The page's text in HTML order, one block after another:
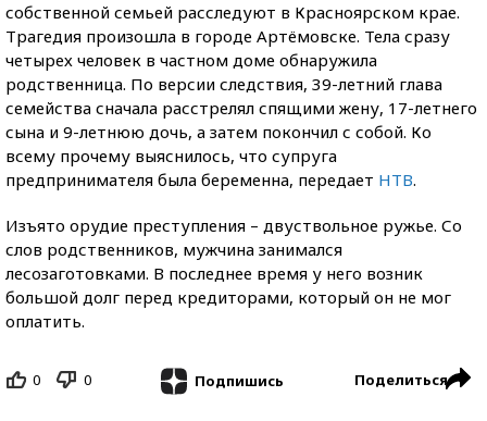
собственной семьей расследуют в Красноярском крае.
Трагедия произошла в городе Артёмовске. Тела сразу
четырех человек в частном доме обнаружила
родственница. По версии следствия, 39-летний глава
семейства сначала расстрелял спящими жену, 17-летнего
сына и 9-летнюю дочь, а затем покончил с собой. Ко
всему прочему выяснилось, что супруга
предпринимателя была беременна, передает НТВ.
Изъято орудие преступления – двуствольное ружье. Со
слов родственников, мужчина занимался
лесозаготовками. В последнее время у него возник
большой долг перед кредиторами, который он не мог
оплатить.
0 0 Подпишись Поделиться